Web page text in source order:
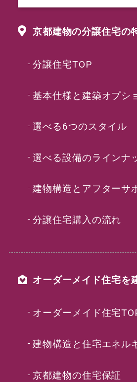
京都建物の分譲住宅の
分譲住宅TOP
基本仕様と建築オプシ
選べる6つのスタイル
選べる設備のラインナ
建物構造とアフターサ
分譲住宅購入の流れ
オーダーメイド住宅を
オーダーメイド住宅
建物構造と住宅エネル
京都建物の住宅保証